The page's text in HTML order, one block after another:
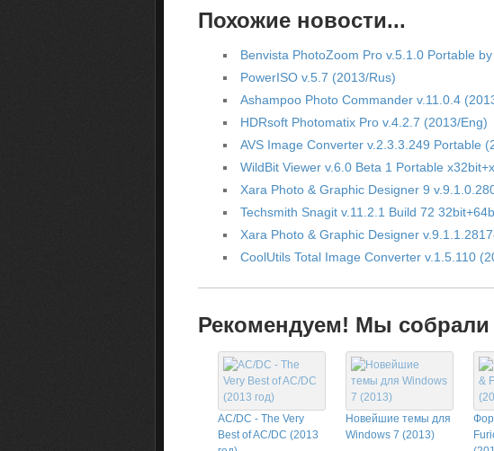
Похожие новости...
Benvista PhotoZoom Pro v.5.1.0 Portable
PowerISO v.5.7 (2013/Rus)
Ashampoo Photo Commander v.11.0.4
HDRsoft Photomatix Pro v.4.2.7 (2013/Eng)
AVS Image Converter v.2.3.3.249 Portable
WildBit Viewer v.6.0 Beta 1 Portable
Xara Photo & Graphic Designer 9
Techsmith Snagit v.11.2.1 Build 72
Xara Photo & Graphic Designer
CoolUtils Total Image Converter v.1.5.110
Рекомендуем! Мы собрали
AC/DC - The Very
Best of AC/DC (2013
Новейшие темы для
Windows 7 (2013)